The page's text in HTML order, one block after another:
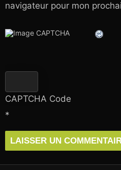
navigateur pour mon
CAPTCHA Code
*